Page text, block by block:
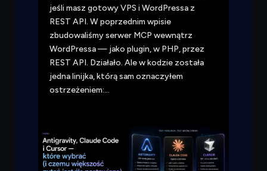
jeśli masz gotowy VPS i WordPressa z
REST API. W poprzednim wpisie
zbudowaliśmy serwer MCP wewnątrz
WordPressa — jako plugin, w PHP, przez
REST API. Działało. Ale w kodzie została
jedna linijka, którą sam oznaczyłem
ostrzeżeniem:…